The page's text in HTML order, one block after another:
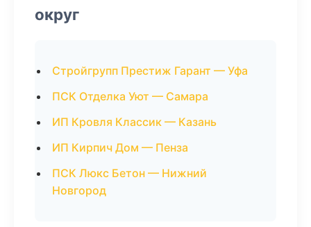
округ
Стройгрупп Престиж Гарант — Уфа
ПСК Отделка Уют — Самара
ИП Кровля Классик — Казань
ИП Кирпич Дом — Пенза
ПСК Люкс Бетон — Нижний
Новгород